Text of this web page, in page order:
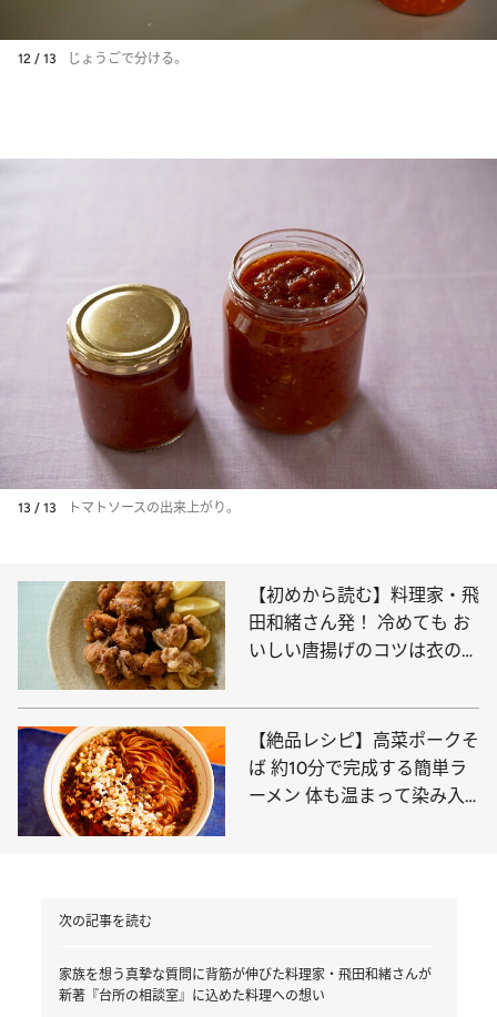
12 / 13 じょうごで分ける。
13 / 13 トマトソースの出来上がり。
【初めから読む】料理家・飛
田和緒さん発！ 冷めても お
いしい唐揚げのコツは衣のW
くなる”理由も
【絶品レシピ】高菜ポークそ
ば 約10分で完成する簡単ラ
ーメン 体も温まって染み入
次の記事を読む
家族を想う真摯な質問に背筋が伸びた料理家・飛田和緒さんが
新著『台所の相談室』に込めた料理への想い